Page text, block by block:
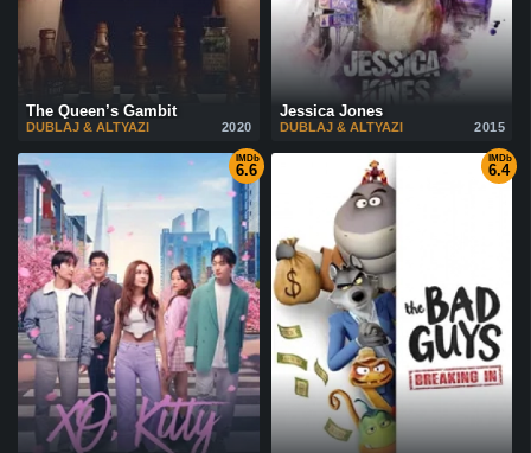
The Queen’s Gambit
2020
DUBLAJ & ALTYAZI
Jessica Jones
2015
DUBLAJ & ALTYAZI
IMDb
6.6
IMDb
6.4